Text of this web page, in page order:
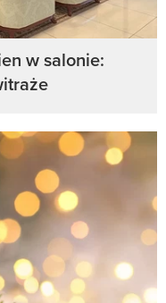
w salonie: